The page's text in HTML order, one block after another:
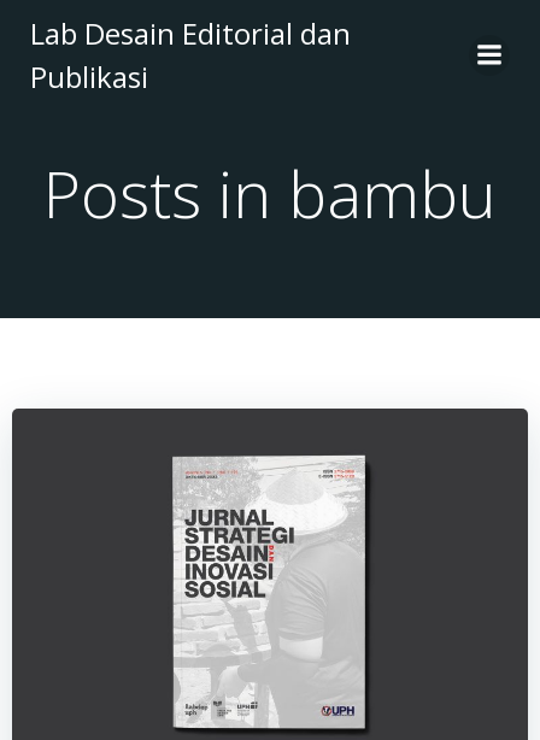
to
Lab Desain Editorial dan
Publikasi
Posts in bambu